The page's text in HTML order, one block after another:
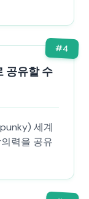
#4
공유할 수
세계
력을 공유